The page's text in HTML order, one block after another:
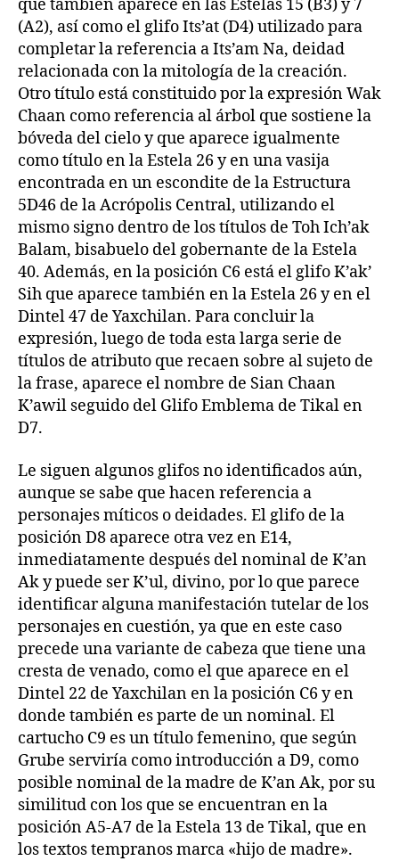
que también aparece en las Estelas 15 (B3) y 7
(A2), así como el glifo Its’at (D4) utilizado para
completar la referencia a Its’am Na, deidad
relacionada con la mitología de la creación.
Otro título está constituido por la expresión Wak
Chaan como referencia al árbol que sostiene la
bóveda del cielo y que aparece igualmente
como título en la Estela 26 y en una vasija
encontrada en un escondite de la Estructura
5D46 de la Acrópolis Central, utilizando el
mismo signo dentro de los títulos de Toh Ich’ak
Balam, bisabuelo del gobernante de la Estela
40. Además, en la posición C6 está el glifo K’ak’
Sih que aparece también en la Estela 26 y en el
Dintel 47 de Yaxchilan. Para concluir la
expresión, luego de toda esta larga serie de
títulos de atributo que recaen sobre al sujeto de
la frase, aparece el nombre de Sian Chaan
K’awil seguido del Glifo Emblema de Tikal en
D7.
Le siguen algunos glifos no identificados aún,
aunque se sabe que hacen referencia a
personajes míticos o deidades. El glifo de la
posición D8 aparece otra vez en E14,
inmediatamente después del nominal de K’an
Ak y puede ser K’ul, divino, por lo que parece
identificar alguna manifestación tutelar de los
personajes en cuestión, ya que en este caso
precede una variante de cabeza que tiene una
cresta de venado, como el que aparece en el
Dintel 22 de Yaxchilan en la posición C6 y en
donde también es parte de un nominal. El
cartucho C9 es un título femenino, que según
Grube serviría como introducción a D9, como
posible nominal de la madre de K’an Ak, por su
similitud con los que se encuentran en la
posición A5-A7 de la Estela 13 de Tikal, que en
los textos tempranos marca «hijo de madre».